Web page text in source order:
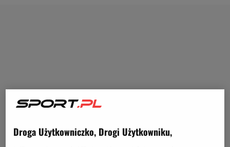
Droga Użytkowniczko, Drogi Użytkowniku,